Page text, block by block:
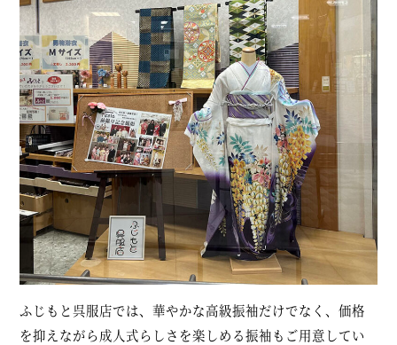
ふじもと呉服店では、華やかな高級振袖だけでなく、価格
を抑えながら成人式らしさを楽しめる振袖もご用意してい